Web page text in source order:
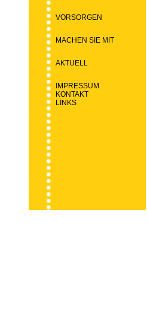
VORSORGEN
MACHEN SIE MIT
AKTUELL
IMPRESSUM
KONTAKT
LINKS